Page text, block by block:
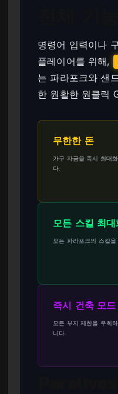
명령어 입력이나
플레이어를 위해,
는 파라포크와 샌
한 원활한 원클릭
무한한 돈
가구 자금을 즉시 최대
다.
모든 스킬 최대
모든 파라포크의 스킬
즉시 건축 모드
모든 부지 제한을 우회
니다.